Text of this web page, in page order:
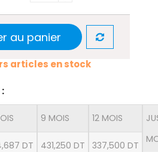
au panier
articles en stock
DT
9 MOIS
431,250 DT
12 MOIS
337,500 DT